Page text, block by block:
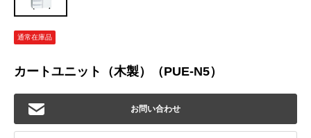
通常在庫品
カートユニット（木製）（PUE-N5）
お問い合わせ